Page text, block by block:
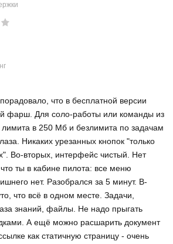
что в бесплатной версии
фарш. Для соло-работы или команды из
лимита в 250 Мб и безлимита по задачам
Никаких урезанных кнопок "только
Во-вторых, интерфейс чистый. Нет
ты в кабине пилота: все меню
нет. Разобрался за 5 минут. В-
что всё в одном месте. Задачи,
знаний, файлы. Не надо прыгать
А ещё можно расшарить документ
как статичную страницу - очень